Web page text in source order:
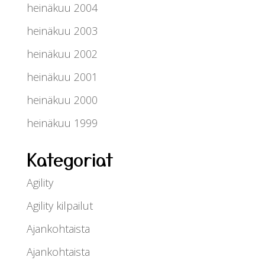
heinäkuu 2004
heinäkuu 2003
heinäkuu 2002
heinäkuu 2001
heinäkuu 2000
heinäkuu 1999
Kategoriat
Agility
Agility kilpailut
Ajankohtaista
Ajankohtaista